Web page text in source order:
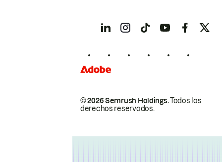
© 2026 Semrush Holdings.Todos los
derechos reservados.